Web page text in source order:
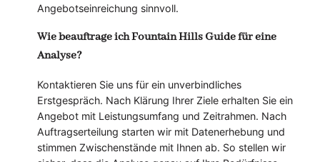
Angebotseinreichung sinnvoll.
Wie beauftrage ich Fountain Hills Guide für eine
Analyse?
Kontaktieren Sie uns für ein unverbindliches
Erstgespräch. Nach Klärung Ihrer Ziele erhalten Sie ein
Angebot mit Leistungsumfang und Zeitrahmen. Nach
Auftragserteilung starten wir mit Datenerhebung und
stimmen Zwischenstände mit Ihnen ab. So stellen wir